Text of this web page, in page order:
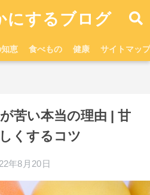
にするブログ
恵 食べもの 健康 サイトマップ
苦い本当の理由 | 甘
くするコツ
年8月20日